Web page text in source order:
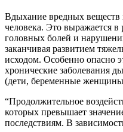
Вдыхание вредных веществ
человека. Это выражается
головных болей и
заканчивая развитием
исходом. Особенно опасно
хронические заболевания
(дети, беременные
“Продолжительное
которых превышает
последствиям. В